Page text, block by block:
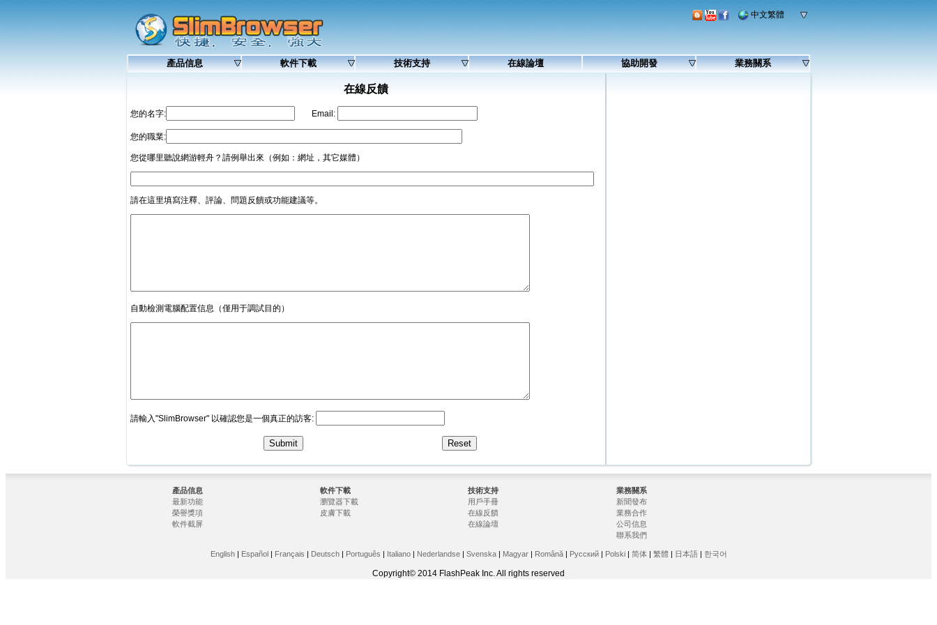
中文繁體
產品信息 軟件下載 技術支持 在線論壇 協助開發 業務關系
在線反饋
您的名字: Email:
您的職業:
您從哪里聽說網游輕舟？請例舉出來（例如：網址，其它媒體）
請在這里填寫注釋、評論、問題反饋或功能建議等。
自動檢測電腦配置信息（僅用于調試目的）
請輸入"SlimBrowser" 以確認您是一個真正的訪客:
產品信息 軟件下載 技術支持
業務關系
最新功能
榮譽獎項
軟件截屏
瀏覽器下載
皮膚下載
用戶手冊
在線反饋
在線論壇
新聞發布
業務合作
公司信息
聯系我們
English| Español| Français | Deutsch| Português | Italiano| Nederlandse| Svenska| Magyar| Română| Русский| Polski| 简体 | 繁體 | 日本語| 한국어
Copyright© 2014 FlashPeak Inc.All rights reserved